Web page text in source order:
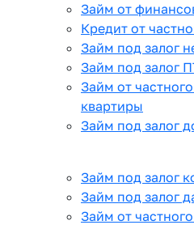
Займ от
Кредит от
Займ под залог
Займ под залог
Займ от
квартиры
Займ под залог
Займ под залог
Займ под залог
Займ от